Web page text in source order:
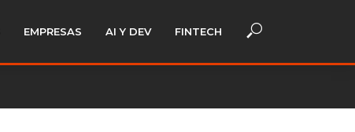
EMPRESAS AI Y DEV FINTECH